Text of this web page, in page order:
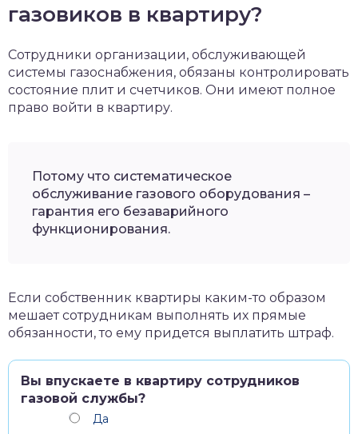
газовиков в квартиру?
Сотрудники организации, обслуживающей
системы газоснабжения, обязаны контролировать
состояние плит и счетчиков. Они имеют полное
право войти в квартиру.
Потому что систематическое
обслуживание газового оборудования –
гарантия его безаварийного
функционирования.
Если собственник квартиры каким-то образом
мешает сотрудникам выполнять их прямые
обязанности, то ему придется выплатить штраф.
Вы впускаете в квартиру сотрудников
газовой службы?
Да